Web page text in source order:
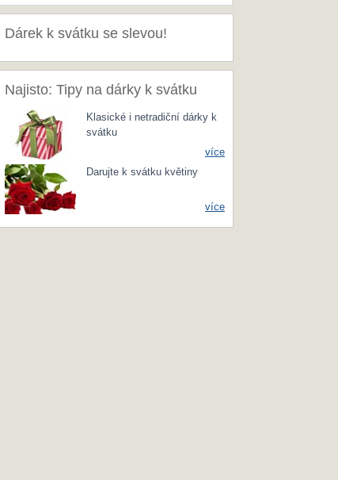
Dárek k svátku se slevou!
Najisto: Tipy na dárky k svátku
Klasické i netradiční dárky k
svátku
více
Darujte k svátku květiny
více